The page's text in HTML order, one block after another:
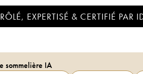
EXPERTISÉ & CERTIFIÉ PAR
sommelière IA